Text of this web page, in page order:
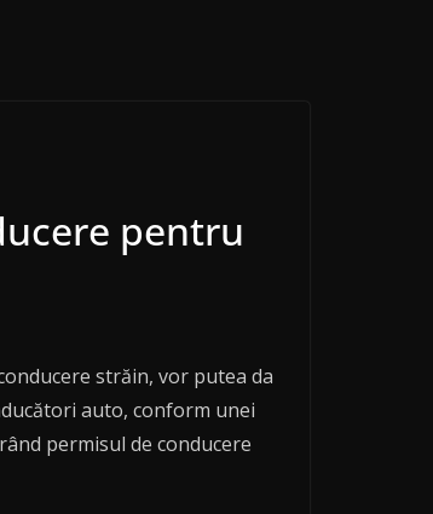
pentru
străin, vor putea da
auto, conform unei
permisul de conducere